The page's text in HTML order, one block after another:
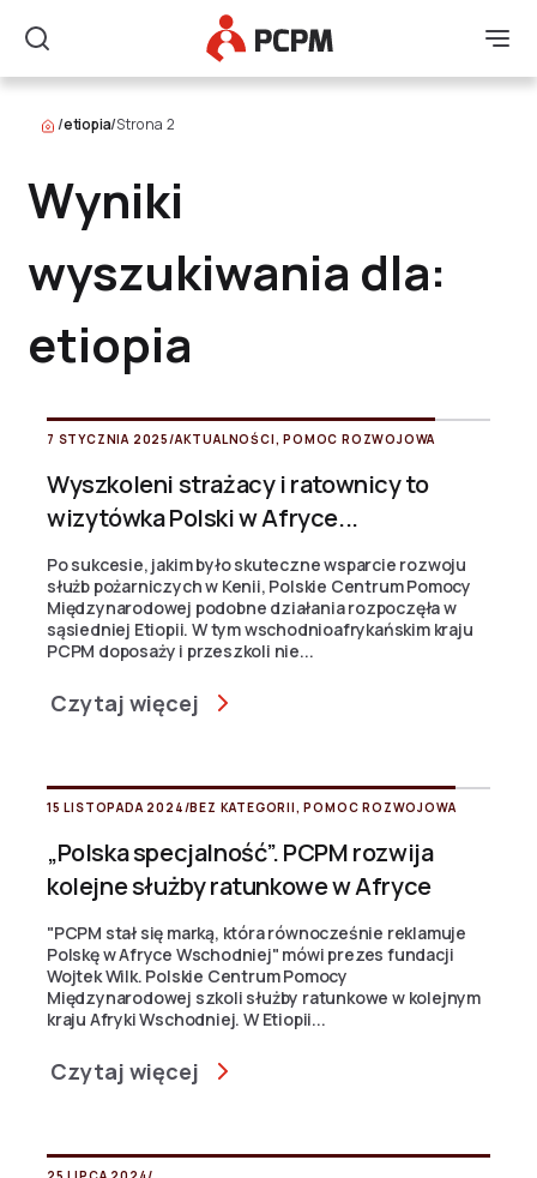
Szukaj
Główne Logo
/etiopia/Strona 2
Wyniki
wyszukiwania dla:
etiopia
7 STYCZNIA 2025 /AKTUALNOŚCI ,POMOC ROZWOJOWA
Wyszkoleni strażacy i ratownicy to
wizytówka Polski w Afryce...
Po sukcesie, jakim było skuteczne wsparcie rozwoju
służb pożarniczych w Kenii, Polskie Centrum Pomocy
Międzynarodowej podobne działania rozpoczęła w
sąsiedniej Etiopii. W tym wschodnioafrykańskim kraju
PCPM doposaży i przeszkoli nie...
Czytaj więcej
15 LISTOPADA 2024 /BEZ KATEGORII ,POMOC ROZWOJOWA
„Polska specjalność”. PCPM rozwija
kolejne służby ratunkowe w Afryce
"PCPM stał się marką, która równocześnie reklamuje
Polskę w Afryce Wschodniej" mówi prezes fundacji
Wojtek Wilk. Polskie Centrum Pomocy
Międzynarodowej szkoli służby ratunkowe w kolejnym
kraju Afryki Wschodniej. W Etiopii...
Czytaj więcej